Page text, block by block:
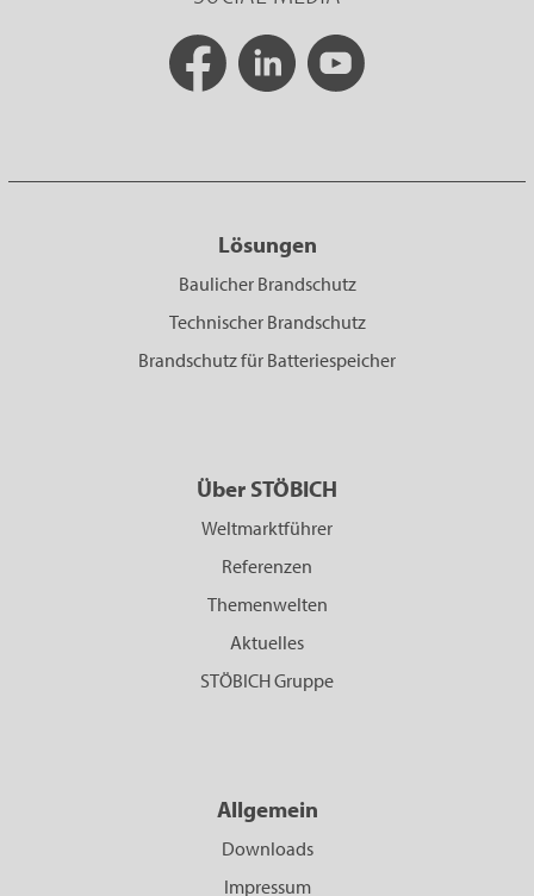
Lösungen
Baulicher Brandschutz
Technischer Brandschutz
Brandschutz für Batteriespeicher
Über STÖBICH
Weltmarktführer
Referenzen
Themenwelten
Aktuelles
STÖBICH Gruppe
Allgemein
Downloads
Impressum